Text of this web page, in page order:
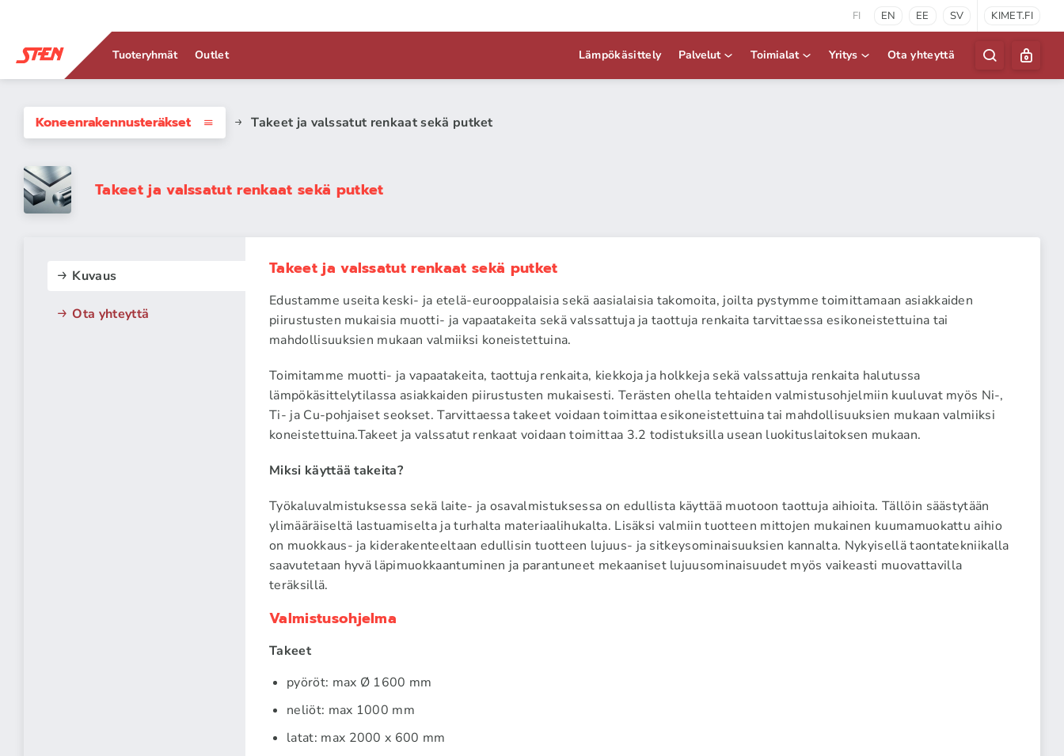
FI EN EE SV KIMET.FI
Tuoteryhmät Outlet Lämpökäsittely Palvelut Toimialat Yritys Ota yhteyttä
Koneenrakennus­teräkset Takeet ja valssatut renkaat sekä putket
Takeet ja valssatut renkaat sekä putket
Kuvaus
Ota yhteyttä
Takeet ja valssatut renkaat sekä putket
Edustamme useita keski- ja etelä-eurooppalaisia sekä aasialaisia takomoita, joilta pystymme toimittamaan asiakkaiden
piirustusten mukaisia muotti- ja vapaatakeita sekä valssattuja ja taottuja renkaita tarvittaessa esikoneistettuina tai
mahdollisuuksien mukaan valmiiksi koneistettuina.
Toimitamme muotti- ja vapaatakeita, taottuja renkaita, kiekkoja ja holkkeja sekä valssattuja renkaita halutussa
lämpökäsittelytilassa asiakkaiden piirustusten mukaisesti. Terästen ohella tehtaiden valmistusohjelmiin kuuluvat myös Ni-,
Ti- ja Cu-pohjaiset seokset. Tarvittaessa takeet voidaan toimittaa esikoneistettuina tai mahdollisuuksien mukaan valmiiksi
koneistettuina.Takeet ja valssatut renkaat voidaan toimittaa 3.2 todistuksilla usean luokituslaitoksen mukaan.
Miksi käyttää takeita?
Työkaluvalmistuksessa sekä laite- ja osavalmistuksessa on edullista käyttää muotoon taottuja aihioita. Tällöin säästytään
ylimääräiseltä lastuamiselta ja turhalta materiaalihukalta. Lisäksi valmiin tuotteen mittojen mukainen kuumamuokattu aihio
on muokkaus- ja kiderakenteeltaan edullisin tuotteen lujuus- ja sitkeysominaisuuksien kannalta. Nykyisellä taontatekniikalla
saavutetaan hyvä läpimuokkaantuminen ja parantuneet mekaaniset lujuusominaisuudet myös vaikeasti muovattavilla
teräksillä.
Valmistusohjelma
Takeet
pyöröt: max Ø 1600 mm
neliöt: max 1000 mm
latat: max 2000 x 600 mm